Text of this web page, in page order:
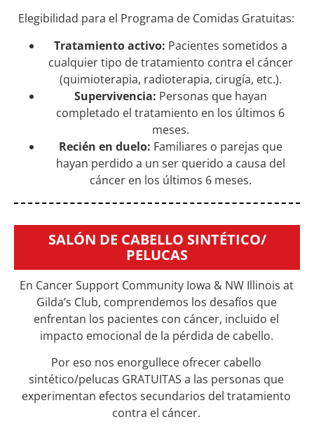
Elegibilidad para el Programa de Comidas Gratuitas:
Tratamiento activo: Pacientes sometidos a
cualquier tipo de tratamiento contra el cáncer
(quimioterapia, radioterapia, cirugía, etc.).
Supervivencia: Personas que hayan
completado el tratamiento en los últimos 6
meses.
Recién en duelo: Familiares o parejas que
hayan perdido a un ser querido a causa del
cáncer en los últimos 6 meses.
SALÓN DE CABELLO SINTÉTICO/
PELUCAS
En Cancer Support Community Iowa & NW Illinois at
Gilda’s Club, comprendemos los desafíos que
enfrentan los pacientes con cáncer, incluido el
impacto emocional de la pérdida de cabello.
Por eso nos enorgullece ofrecer cabello
sintético/pelucas GRATUITAS a las personas que
experimentan efectos secundarios del tratamiento
contra el cáncer.